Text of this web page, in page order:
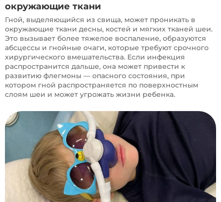
окружающие ткани
Гной, выделяющийся из свища, может проникать в
окружающие ткани десны, костей и мягких тканей шеи.
Это вызывает более тяжелое воспаление, образуются
абсцессы и гнойные очаги, которые требуют срочного
хирургического вмешательства. Если инфекция
распространится дальше, она может привести к
развитию флегмоны — опасного состояния, при
котором гной распространяется по поверхностным
слоям шеи и может угрожать жизни ребенка.